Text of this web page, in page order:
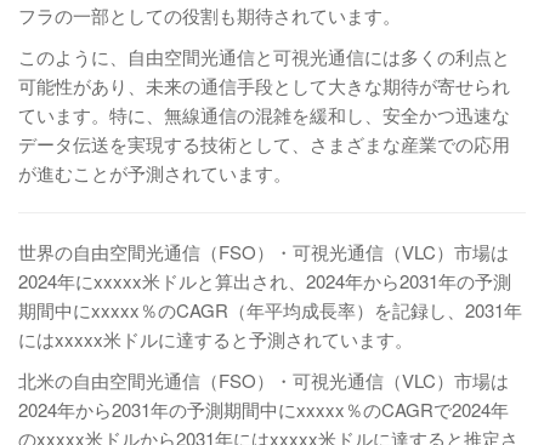
フラの一部としての役割も期待されています。
このように、自由空間光通信と可視光通信には多くの利点と
可能性があり、未来の通信手段として大きな期待が寄せられ
ています。特に、無線通信の混雑を緩和し、安全かつ迅速な
データ伝送を実現する技術として、さまざまな産業での応用
が進むことが予測されています。
世界の自由空間光通信（FSO）・可視光通信（VLC）市場は
2024年にxxxxx米ドルと算出され、2024年から2031年の予測
期間中にxxxxx％のCAGR（年平均成長率）を記録し、2031年
にはxxxxx米ドルに達すると予測されています。
北米の自由空間光通信（FSO）・可視光通信（VLC）市場は
2024年から2031年の予測期間中にxxxxx％のCAGRで2024年
のxxxxx米ドルから2031年にはxxxxx米ドルに達すると推定さ